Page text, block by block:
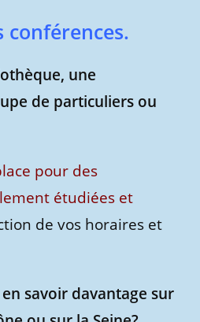
conférences.
une
de particuliers ou
pour des
étudiées et
de vos horaires et
en savoir davantage sur